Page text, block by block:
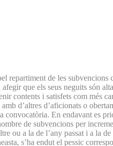
repartiment de les
que els seus neguits són
contents i satisfets com
d’altres d’aficionats o
En endavant es
de subvencions per
ou a la de l’any passat i a la
s’ha endut el pessic